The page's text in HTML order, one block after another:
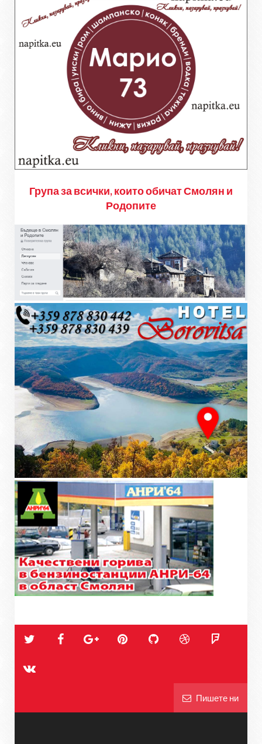
Група за всички, които обичат Смолян и
Родопите
Пишете ни